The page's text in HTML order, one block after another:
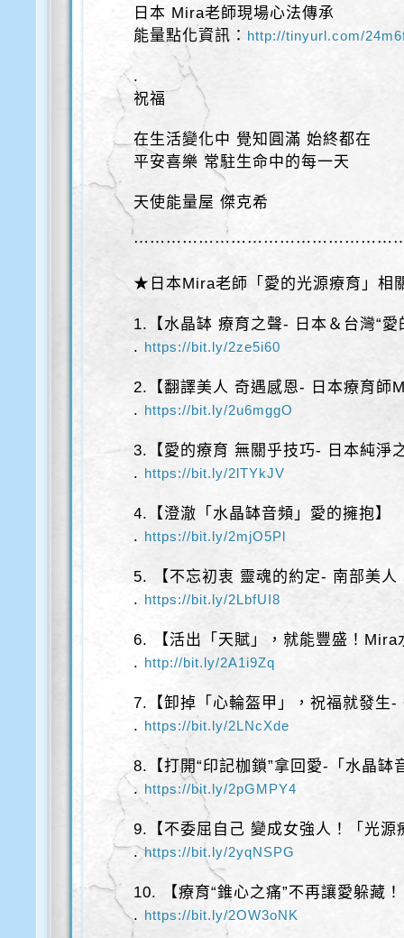
日本 Mira老師現場心法傳承
能量點化資訊： http://tinyurl.com/
.
祝福
在生活變化中 覺知圓滿 始終都在
平安喜樂 常駐生命中的每一天
天使能量屋 傑克希
★日本Mira老師「愛的光源療育」相
1.【水晶缽 療育之聲- 日本＆台灣“愛
. https://bit.ly/2ze5i60
2.【翻譯美人 奇遇感恩- 日本療育師
. https://bit.ly/2u6mggO
3.【愛的療育 無關乎技巧- 日本純淨
. https://bit.ly/2lTYkJV
4.【澄澈「水晶缽音頻」愛的擁抱】
. https://bit.ly/2mjO5Pl
5. 【不忘初衷 靈魂的約定- 南部美人
. https://bit.ly/2LbfUI8
6. 【活出「天賦」，就能豐盛！Mira
. http://bit.ly/2A1i9Zq
7.【卸掉「心輪盔甲」，祝福就發生-
. https://bit.ly/2LNcXde
8.【打開“印記枷鎖”拿回愛-「水晶缽
. https://bit.ly/2pGMPY4
9.【不委屈自己 變成女強人！「光源
.https://bit.ly/2yqNSPG
10. 【療育“錐心之痛”不再讓愛躲藏
. https://bit.ly/2OW3oNK